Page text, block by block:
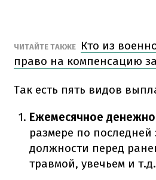
ЧИТАЙТЕ ТАКЖЕ
Кто из
право на компенсацию
Так есть пять видов
Ежемесячное
размере по
должности перед
травмой, увечьем и